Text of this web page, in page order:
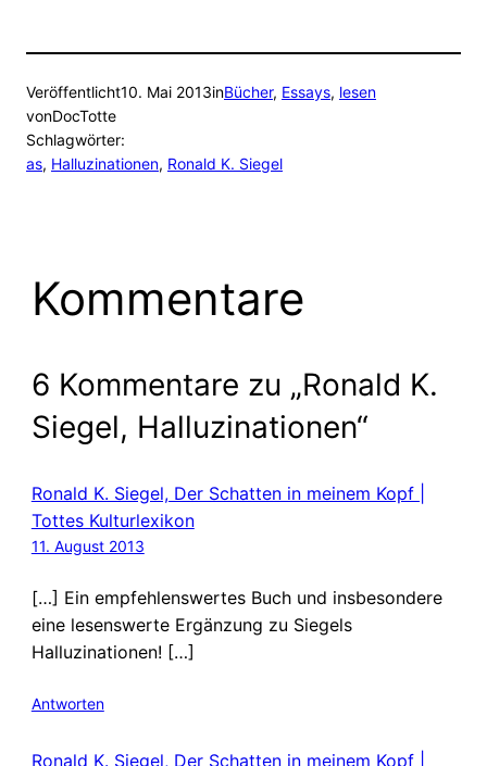
Veröffentlicht10. Mai 2013inBücher, Essays, lesen
vonDocTotte
Schlagwörter:
as, Halluzinationen, Ronald K. Siegel
Kommentare
6 Kommentare zu „Ronald K.
Siegel, Halluzinationen“
Ronald K. Siegel, Der Schatten in meinem Kopf |
Tottes Kulturlexikon
11. August 2013
[…] Ein empfehlenswertes Buch und insbesondere
eine lesenswerte Ergänzung zu Siegels
Halluzinationen! […]
Antworten
Ronald K. Siegel, Der Schatten in meinem Kopf |